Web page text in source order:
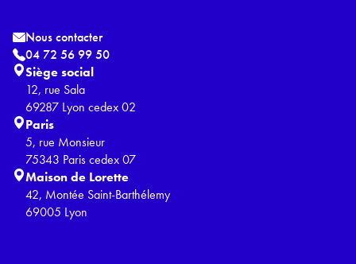
Nous contacter
04 72 56 99 50
Siège social
12, rue Sala
69287 Lyon cedex 02
Paris
5, rue Monsieur
75343 Paris cedex 07
Maison de Lorette
42, Montée Saint-Barthélemy
69005 Lyon